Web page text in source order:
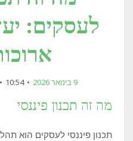
לעסקים:
9 בינואר 2026 10:54
מה זה תכנון פיננסי
תכנון פיננסי לעסקים הוא